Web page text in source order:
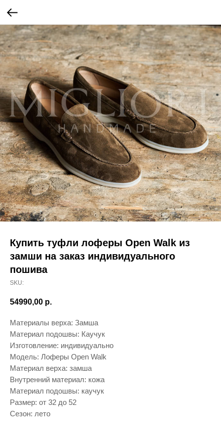
Купить туфли лоферы Open Walk из
замши на заказ индивидуального
пошива
SKU:
54990,00 р.
Материалы верха: Замша
Материал подошвы: Каучук
Изготовление: индивидуально
Модель: Лоферы Open Walk
Материал верха: замша
Внутренний материал: кожа
Материал подошвы: каучук
Размер: от 32 до 52
Сезон: лето